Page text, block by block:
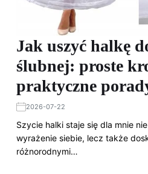
Jak uszyć halkę
ślubnej: proste
praktyczne
2026-07-22
Szycie halki staje się dla mnie
wyrażenie siebie, lecz także
różnorodnymi…